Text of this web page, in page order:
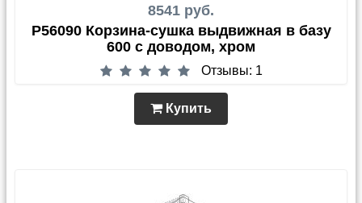
8541 руб.
P56090 Корзина-сушка выдвижная в базу
600 с доводом, хром
Отзывы: 1
Купить